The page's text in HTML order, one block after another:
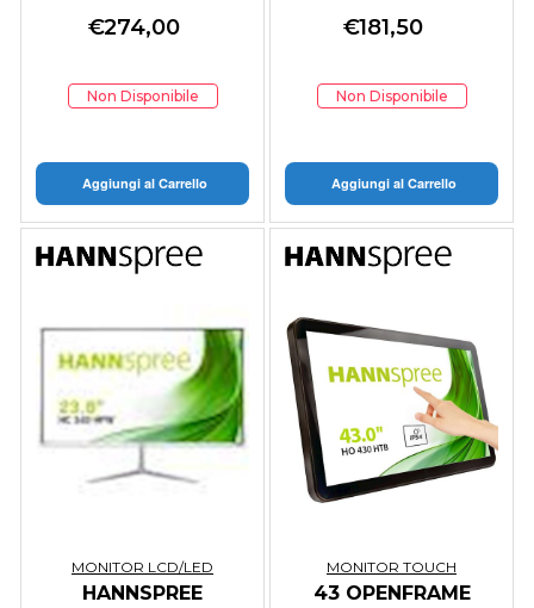
1280X800 16:9
350CDM MULTI-
€274,00
Non Disponibile
Aggiungi al Carrello
300 CDM, VGA/HDMI,
MULTIMEDIALE
€181,50
Non Disponibile
Aggiungi al Carrello
MONITOR LCD/LED
HANNSPREE
MONITOR TOUCH
43 OPENFRAME